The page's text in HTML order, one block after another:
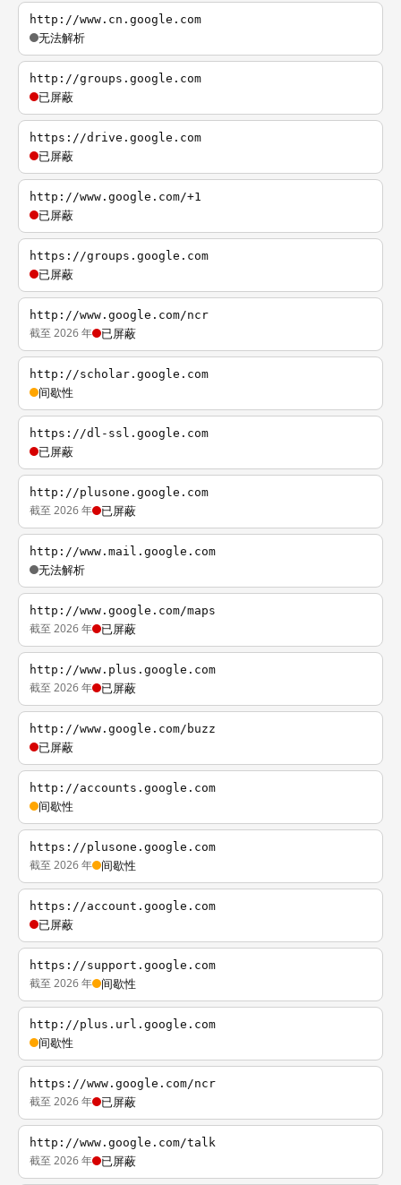
http://www.cn.google.com
无法解析
http://groups.google.com
已屏蔽
https://drive.google.com
已屏蔽
http://www.google.com/+1
已屏蔽
https://groups.google.com
已屏蔽
http://www.google.com/ncr
截至 2026 年 已屏蔽
http://scholar.google.com
间歇性
https://dl-ssl.google.com
已屏蔽
http://plusone.google.com
截至 2026 年 已屏蔽
http://www.mail.google.com
无法解析
http://www.google.com/maps
截至 2026 年 已屏蔽
http://www.plus.google.com
截至 2026 年 已屏蔽
http://www.google.com/buzz
已屏蔽
http://accounts.google.com
间歇性
https://plusone.google.com
截至 2026 年 间歇性
https://account.google.com
已屏蔽
https://support.google.com
截至 2026 年 间歇性
http://plus.url.google.com
间歇性
https://www.google.com/ncr
截至 2026 年 已屏蔽
http://www.google.com/talk
截至 2026 年 已屏蔽